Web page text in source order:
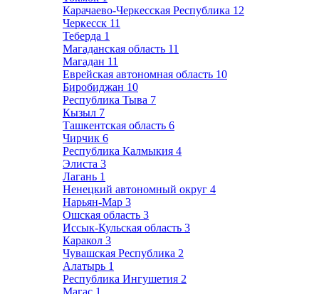
Карачаево-Черкесская Республика 12
Черкесск 11
Теберда 1
Магаданская область 11
Магадан 11
Еврейская автономная область 10
Биробиджан 10
Республика Тыва 7
Кызыл 7
Ташкентская область 6
Чирчик 6
Республика Калмыкия 4
Элиста 3
Лагань 1
Ненецкий автономный округ 4
Нарьян-Мар 3
Ошская область 3
Иссык-Кульская область 3
Каракол 3
Чувашская Республика 2
Алатырь 1
Республика Ингушетия 2
Магас 1